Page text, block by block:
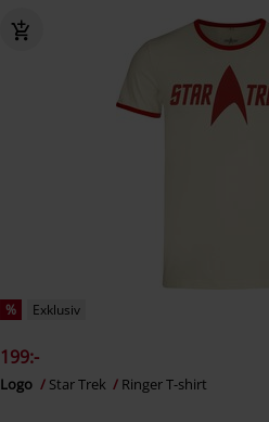
% Exklusiv
199:-
Logo Star Trek Ringer T-shirt